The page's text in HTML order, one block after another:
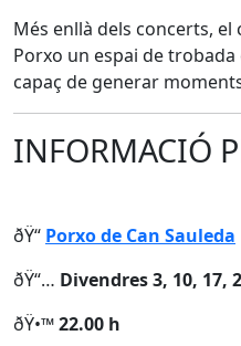
Més enllà dels concerts,
Porxo un espai de
capaç de generar
INFORMACIÓ
ðŸ“ Porxo de Can Sauleda
ðŸ“… Divendres 3, 10, 17,
ðŸ•™22.00 h